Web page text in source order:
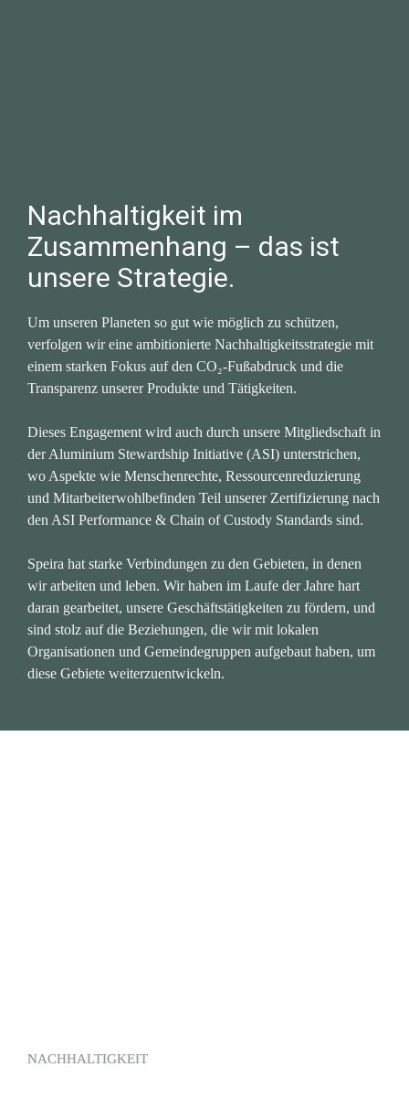
Nachhaltigkeit im
Zusammenhang – das ist
unsere Strategie.
Um unseren Planeten so gut wie möglich zu schützen,
verfolgen wir eine ambitionierte Nachhaltigkeitsstrategie mit
einem starken Fokus auf den CO₂-Fußabdruck und die
Transparenz unserer Produkte und Tätigkeiten.
Dieses Engagement wird auch durch unsere Mitgliedschaft in
der Aluminium Stewardship Initiative (ASI) unterstrichen,
wo Aspekte wie Menschenrechte, Ressourcenreduzierung
und Mitarbeiterwohlbefinden Teil unserer Zertifizierung nach
den ASI Performance & Chain of Custody Standards sind.
Speira hat starke Verbindungen zu den Gebieten, in denen
wir arbeiten und leben. Wir haben im Laufe der Jahre hart
daran gearbeitet, unsere Geschäftstätigkeiten zu fördern, und
sind stolz auf die Beziehungen, die wir mit lokalen
Organisationen und Gemeindegruppen aufgebaut haben, um
diese Gebiete weiterzuentwickeln.
NACHHALTIGKEIT